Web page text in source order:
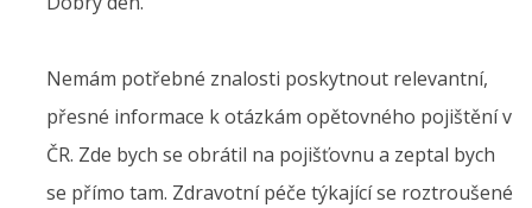
Nemám potřebné znalosti poskytnout relevantní,
přesné informace k otázkám opětovného pojištění v
ČR. Zde bych se obrátil na pojišťovnu a zeptal bych
se přímo tam. Zdravotní péče týkající se roztroušené